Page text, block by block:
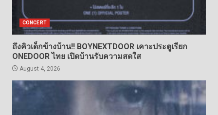
CONCERT
ถึงคิวเด็กข้างบ้าน!! BOYNEXTDOOR เคาะประตูเรียก
ONEDOOR ไทย เปิดบ้านรับความสดใส
August 4, 2026